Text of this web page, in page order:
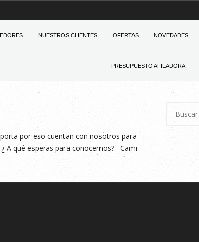
NUESTROS CLIENTES OFERTAS NOVEDADES
PRESUPUESTO AFILADORA
por eso cuentan con nosotros para
A qué esperas para conocernos? Cami